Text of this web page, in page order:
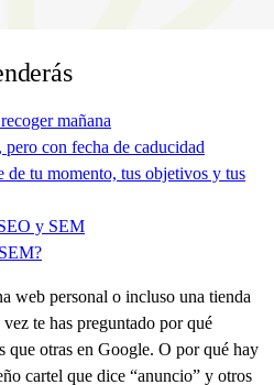
mañana
con fecha de caducidad
de tu momento, tus objetivos y tus
y SEM
web personal o incluso una tienda
te has preguntado por qué
que otras en Google. O por qué hay
cartel que dice “anuncio” y otros